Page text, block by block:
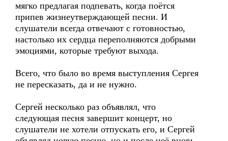
мягко предлагая подпевать, когда поётся
припев жизнеутверждающей песни. И
слушатели всегда отвечают с готовностью,
настолько их сердца переполняются добрыми
эмоциями, которые требуют выхода.
Всего, что было во время выступления Сергея
не пересказать, да и не нужно.
Сергей несколько раз объявлял, что
следующая песня завершит концерт, но
слушатели не хотели отпускать его, и Сергей